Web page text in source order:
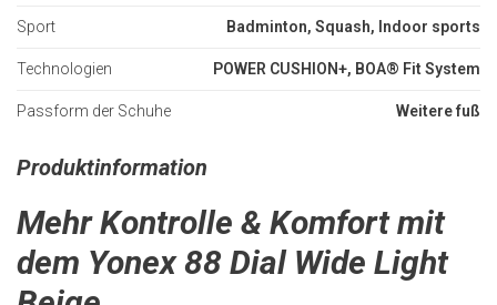
Sport Badminton, Squash, Indoor sports
Technologien POWER CUSHION+, BOA® Fit System
Passform der Schuhe Weitere fuß
Produktinformation
Mehr Kontrolle & Komfort mit
dem Yonex 88 Dial Wide Light